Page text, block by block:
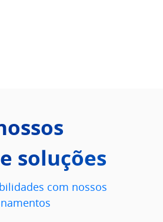
soluções
com nossos